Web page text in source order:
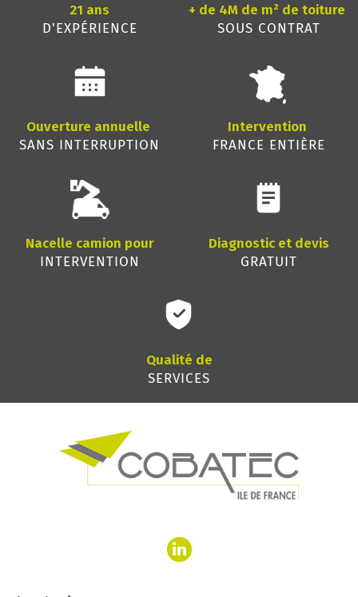
21 ans
D'EXPÉRIENCE
+ de 4M de m² de toiture
SOUS CONTRAT
Ouverture annuelle
SANS INTERRUPTION
Intervention
FRANCE ENTIÈRE
Nacelle camion pour
INTERVENTION
Diagnostic et devis
GRATUIT
Qualité de
SERVICES